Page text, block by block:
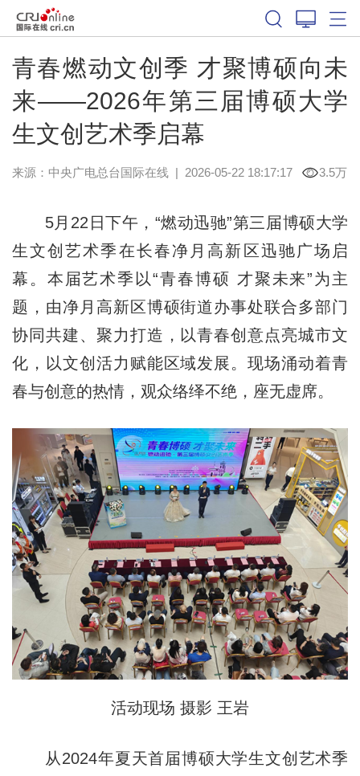
青春燃动文创季 才聚博硕向未
来——2026年第三届博硕大学
生文创艺术季启幕
来源：中央广电总台国际在线| 2026-05-22 18:17:17 3.5万
5月22日下午，“燃动迅驰”第三届博硕大学
生文创艺术季在长春净月高新区迅驰广场启
幕。本届艺术季以“青春博硕 才聚未来”为主
题，由净月高新区博硕街道办事处联合多部门
协同共建、聚力打造，以青春创意点亮城市文
化，以文创活力赋能区域发展。现场涌动着青
春与创意的热情，观众络绎不绝，座无虚席。
活动现场 摄影 王岩
从2024年夏天首届博硕大学生文创艺术季